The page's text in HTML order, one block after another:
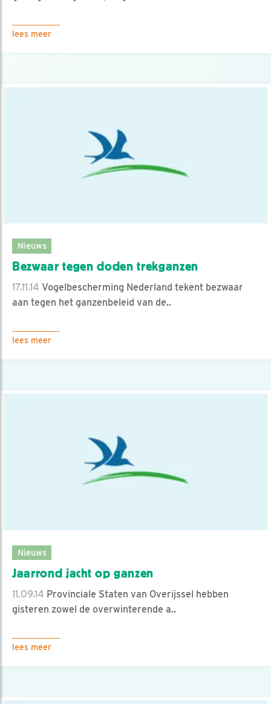
lees meer
Nieuws
Bezwaar tegen doden trekganzen
17.11.14 Vogelbescherming Nederland tekent bezwaar
aan tegen het ganzenbeleid van de..
lees meer
Nieuws
Jaarrond jacht op ganzen
11.09.14 Provinciale Staten van Overijssel hebben
gisteren zowel de overwinterende a..
lees meer